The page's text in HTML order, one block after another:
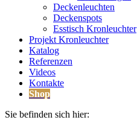
Deckenleuchten
Deckenspots
Esstisch Kronleuchter
Projekt Kronleuchter
Katalog
Referenzen
Videos
Kontakte
Shop
Sie befinden sich hier: